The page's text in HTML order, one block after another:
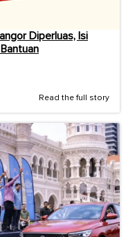
Diperluas, Isi
Read the full story